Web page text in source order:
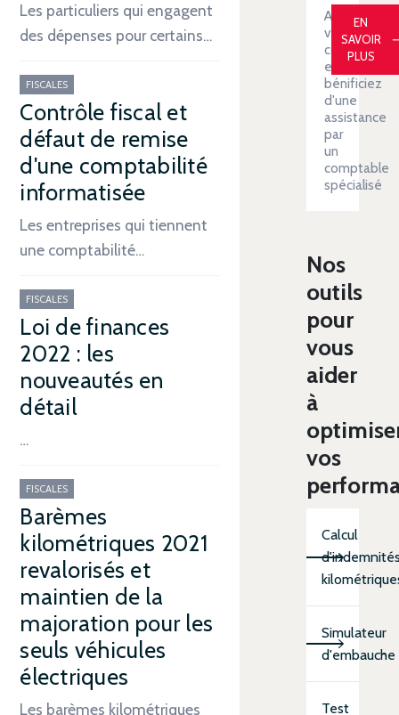
Les particuliers qui engagent
des dépenses pour certains…
FISCALES
Contrôle fiscal et
défaut de remise
d'une comptabilité
informatisée
Les entreprises qui tiennent
une comptabilité…
FISCALES
Loi de finances
2022 : les
nouveautés en
détail
…
FISCALES
Barèmes
kilométriques 2021
revalorisés et
maintien de la
majoration pour les
seuls véhicules
électriques
Les barèmes kilométriques
Automatiser
votre
comptabilité
et
bénificiez
d'une
assistance
par
un
comptable
spécialisé
EN
SAVOIR
PLUS
Nos
outils
pour
vous
aider
à
vos
Calcul
Simulateur
d'embauche
Test